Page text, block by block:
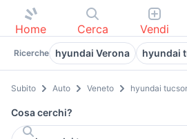
Home Cerca Vendi
Ricerche hyundai Verona hyundai
Subito Auto Veneto hyundai
Cosa cerchi?